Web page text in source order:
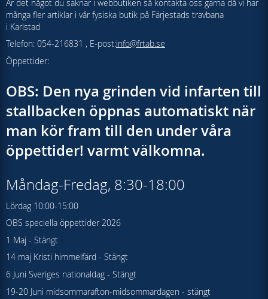
Är det något du saknar i webbutiken så kontakta oss gärna då vi har
många fler artiklar i vår fysiska butik på Färjestads travbana
i Karlstad
Telefon: 054-216831 , E-post:info@frtab.se
Öppettider:
OBS: Den nya grinden vid infarten till
stallbacken öppnas automatiskt när
man kör fram till den under våra
öppettider! varmt välkomna.
Måndag-Fredag, 8:30-18:00
Lördag 10:00-15:00
OBS speciella öppettider 2026
1 Maj - Stängt
14 maj Kristi himmelfärd - Stängt
6 Juni Sveriges nationaldag - Stängt
19-20 Juni midsommarafton-midsommardagen - stängt